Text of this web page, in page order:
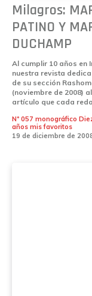
Milagros:
PATINO Y
DUCHAMP
Al cumplir 10 años en
nuestra revista dedica
de su sección
(noviembre de 2008) al
artículo que cada
Nº 057 monográfico
años mis favoritos
19 de diciembre de